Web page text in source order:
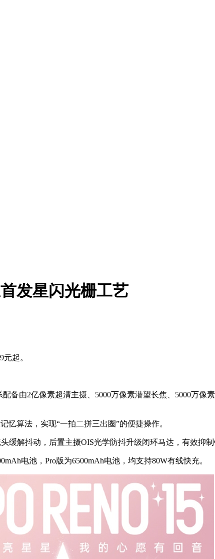
发星闪光栅工艺
起。
备由2亿像素超清主摄、5000万像素潜望长焦、5000万像
算法，实现“一拍二拼三出圈”的便捷操作。
解抖动，后置主摄OIS光学防抖升级闭环马达，有效抑制
电池，Pro版为6500mAh电池，均支持80W有线快充。